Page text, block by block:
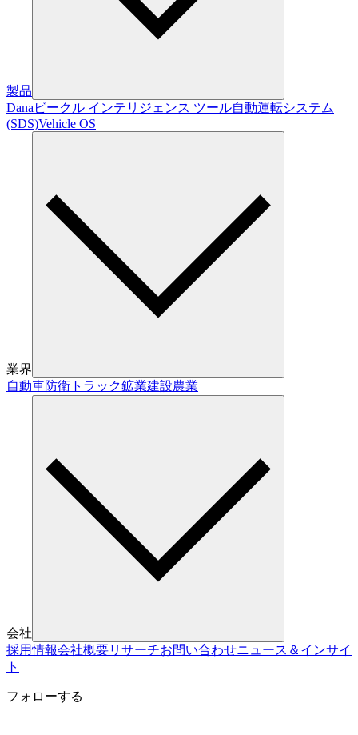
製品
Dana ビークル インテリジェンス ツール自動運転システム
(SDS)Vehicle OS
業界
自動車防衛 トラック鉱業建設農業
会社
採用情報会社概要リサーチお問い合わせニュース＆インサイ
ト
フォローする